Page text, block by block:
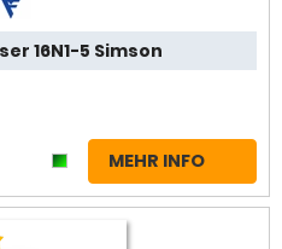
16N1-5 Simson
MEHR INFO